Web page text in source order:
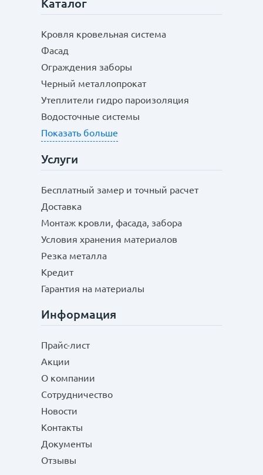
Каталог
Кровля кровельная система
Фасад
Ограждения заборы
Черный металлопрокат
Утеплители гидро пароизоляция
Водосточные системы
Показать больше
Услуги
Бесплатный замер и точный расчет
Доставка
Монтаж кровли, фасада, забора
Условия хранения материалов
Резка металла
Кредит
Гарантия на материалы
Информация
Прайс-лист
Акции
О компании
Сотрудничество
Новости
Контакты
Документы
Отзывы